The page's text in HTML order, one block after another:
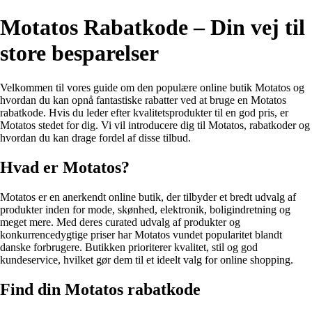
Motatos Rabatkode – Din vej til
store besparelser
Velkommen til vores guide om den populære online butik Motatos og
hvordan du kan opnå fantastiske rabatter ved at bruge en Motatos
rabatkode. Hvis du leder efter kvalitetsprodukter til en god pris, er
Motatos stedet for dig. Vi vil introducere dig til Motatos, rabatkoder og
hvordan du kan drage fordel af disse tilbud.
Hvad er Motatos?
Motatos er en anerkendt online butik, der tilbyder et bredt udvalg af
produkter inden for mode, skønhed, elektronik, boligindretning og
meget mere. Med deres curated udvalg af produkter og
konkurrencedygtige priser har Motatos vundet popularitet blandt
danske forbrugere. Butikken prioriterer kvalitet, stil og god
kundeservice, hvilket gør dem til et ideelt valg for online shopping.
Find din Motatos rabatkode